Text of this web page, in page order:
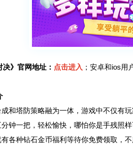
决》官网地址： 点击进入 ；安卓和ios用
和塔防策略融为一体，游戏中不仅有
钟一把，轻松愉快，哪怕你是手残照
各种钻石金币福利等待你免费领取，